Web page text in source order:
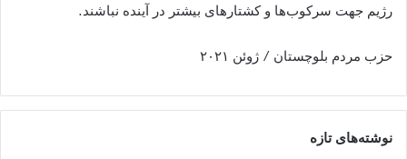
رژیم جهت سرکوب‌ها‌ و کشتارهای بیشتر در آینده نباشند.
حزب مردم بلوچستان / ژوئن ۲۰۲۱
نوشته‌های تازه